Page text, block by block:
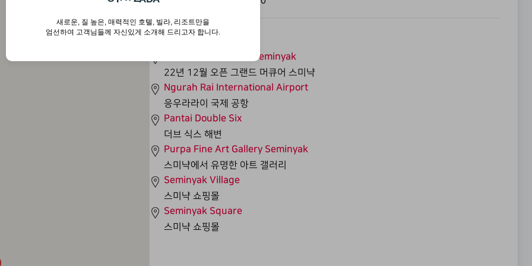
새로운, 질 높은, 매력적인 호텔, 빌라, 리조트만을
엄선하여 고객님들께 자신있게 소개해 드리고자 합니다.
인근명소
Grand Mercure Bali Seminyak
22년 12월 오픈 그랜드 머큐어 스미냑
Ngurah Rai International Airport
응우라라이 국제 공항
Pantai Double Six
더브 식스 해변
Purpa Fine Art Gallery Seminyak
스미냑에서 유명한 아트 갤러리
Seminyak Village
스미냑 쇼핑몰
Seminyak Square
스미냑 쇼핑몰